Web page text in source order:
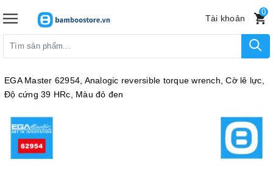
Tài khoản
0
EGA Master 62954, Analogic reversible torque wrench, Cờ lê lực,
Độ cứng 39 HRc, Màu đỏ đen